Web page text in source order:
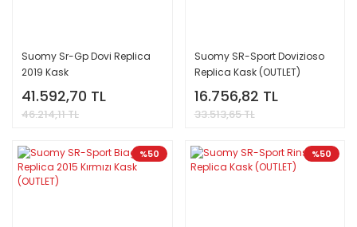
Suomy Sr-Gp Dovi Replica
2019 Kask
41.592,70 TL
46.214,11 TL
Suomy SR-Sport Dovizioso
Replica Kask (OUTLET)
16.756,82 TL
33.513,65 TL
%50 %50